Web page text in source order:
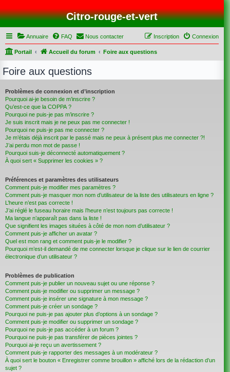
Citro-rouge-et-vert
Annuaire FAQ Nous contacter Connexion
Inscription
Portail Accueil du forum Foire aux questions
Foire aux questions
Problèmes de connexion et d’inscription
Pourquoi ai-je besoin de m’inscrire ?
Qu’est-ce que la COPPA ?
Pourquoi ne puis-je pas m’inscrire ?
Je suis inscrit mais je ne peux pas me connecter !
Pourquoi ne puis-je pas me connecter ?
Je m’étais déjà inscrit par le passé mais ne peux à présent plus me connecter ?!
J’ai perdu mon mot de passe !
Pourquoi suis-je déconnecté automatiquement ?
À quoi sert « Supprimer les cookies » ?
Préférences et paramètres des utilisateurs
Comment puis-je modifier mes paramètres ?
Comment puis-je masquer mon nom d’utilisateur de la liste des utilisateurs en ligne ?
L’heure n’est pas correcte !
J’ai réglé le fuseau horaire mais l’heure n’est toujours pas correcte !
Ma langue n’apparaît pas dans la liste !
Que signifient les images situées à côté de mon nom d’utilisateur ?
Comment puis-je afficher un avatar ?
Quel est mon rang et comment puis-je le modifier ?
Pourquoi m’est-il demandé de me connecter lorsque je clique sur le lien de courrier
électronique d’un utilisateur ?
Problèmes de publication
Comment puis-je publier un nouveau sujet ou une réponse ?
Comment puis-je modifier ou supprimer un message ?
Comment puis-je insérer une signature à mon message ?
Comment puis-je créer un sondage ?
Pourquoi ne puis-je pas ajouter plus d’options à un sondage ?
Comment puis-je modifier ou supprimer un sondage ?
Pourquoi ne puis-je pas accéder à un forum ?
Pourquoi ne puis-je pas transférer de pièces jointes ?
Pourquoi ai-je reçu un avertissement ?
Comment puis-je rapporter des messages à un modérateur ?
À quoi sert le bouton « Enregistrer comme brouillon » affiché lors de la rédaction d’un
sujet ?